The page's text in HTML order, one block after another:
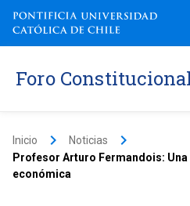
Foro
Inicio keyboard_arrow_right Noticias keyboard_arrow_right
Profesor Arturo Fermandois:
económica